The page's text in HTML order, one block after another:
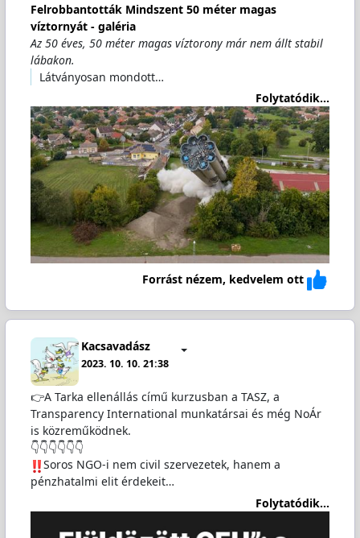
Felrobbantották Mindszent 50 méter magas
víztornyát - galéria
Az 50 éves, 50 méter magas víztorony már nem állt stabil
lábakon.
Látványosan mondott…
Folytatódik...
Forrást nézem, kedvelem ott
Kacsavadász
2023. 10. 10. 21:38
👉A Tarka ellenállás című kurzusban a TASZ, a
Transparency International munkatársai és még NoÁr
is közreműködnek.
👇👇👇👇👇👇
️Soros NGO-i nem civil szervezetek, hanem a
pénzhatalmi elit érdekeit…
Folytatódik...